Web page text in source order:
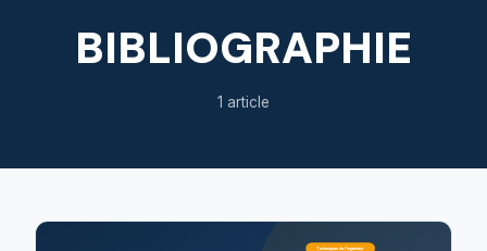
BIBLIOGRAPHIE
1 article